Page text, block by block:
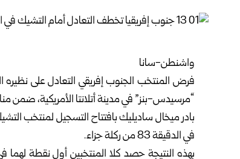
واشنطن-سانا
“مرسيدس-بنز” في مدينة أتلانتا الأمريكية، ضمن
في الدقيقة 83 من ركلة جزاء.
بهذه النتيجة حصد كلا المنتخبين أول نقطة لهما